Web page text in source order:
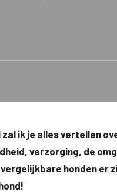
ik je alles vertellen
verzorging, de
honden er